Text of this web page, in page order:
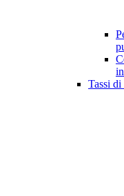
Tassi di